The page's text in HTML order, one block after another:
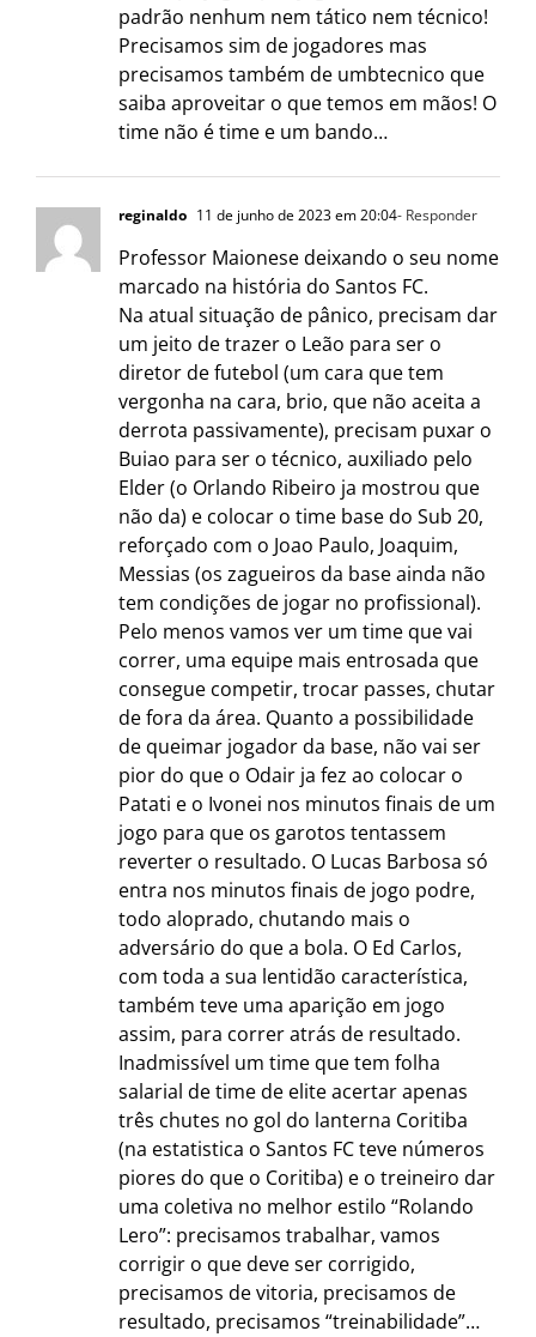
padrão nenhum nem tático nem técnico!
Precisamos sim de jogadores mas
precisamos também de umbtecnico que
saiba aproveitar o que temos em mãos! O
time não é time e um bando…
reginaldo 11 de junho de 2023 em 20:04- Responder
Professor Maionese deixando o seu nome
marcado na história do Santos FC.
Na atual situação de pânico, precisam dar
um jeito de trazer o Leão para ser o
diretor de futebol (um cara que tem
vergonha na cara, brio, que não aceita a
derrota passivamente), precisam puxar o
Buiao para ser o técnico, auxiliado pelo
Elder (o Orlando Ribeiro ja mostrou que
não da) e colocar o time base do Sub 20,
reforçado com o Joao Paulo, Joaquim,
Messias (os zagueiros da base ainda não
tem condições de jogar no profissional).
Pelo menos vamos ver um time que vai
correr, uma equipe mais entrosada que
consegue competir, trocar passes, chutar
de fora da área. Quanto a possibilidade
de queimar jogador da base, não vai ser
pior do que o Odair ja fez ao colocar o
Patati e o Ivonei nos minutos finais de um
jogo para que os garotos tentassem
reverter o resultado. O Lucas Barbosa só
entra nos minutos finais de jogo podre,
todo aloprado, chutando mais o
adversário do que a bola. O Ed Carlos,
com toda a sua lentidão característica,
também teve uma aparição em jogo
assim, para correr atrás de resultado.
Inadmissível um time que tem folha
salarial de time de elite acertar apenas
três chutes no gol do lanterna Coritiba
(na estatistica o Santos FC teve números
piores do que o Coritiba) e o treineiro dar
uma coletiva no melhor estilo “Rolando
Lero”: precisamos trabalhar, vamos
corrigir o que deve ser corrigido,
precisamos de vitoria, precisamos de
resultado, precisamos “treinabilidade”…